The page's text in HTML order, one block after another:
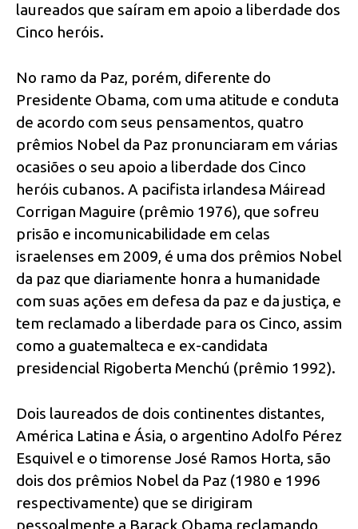
laureados que saíram em apoio a liberdade dos
Cinco heróis.
No ramo da Paz, porém, diferente do
Presidente Obama, com uma atitude e conduta
de acordo com seus pensamentos, quatro
prêmios Nobel da Paz pronunciaram em várias
ocasiões o seu apoio a liberdade dos Cinco
heróis cubanos. A pacifista irlandesa Máiread
Corrigan Maguire (prêmio 1976), que sofreu
prisão e incomunicabilidade em celas
israelenses em 2009, é uma dos prêmios Nobel
da paz que diariamente honra a humanidade
com suas ações em defesa da paz e da justiça, e
tem reclamado a liberdade para os Cinco, assim
como a guatemalteca e ex-candidata
presidencial Rigoberta Menchú (prêmio 1992).
Dois laureados de dois continentes distantes,
América Latina e Ásia, o argentino Adolfo Pérez
Esquivel e o timorense José Ramos Horta, são
dois dos prêmios Nobel da Paz (1980 e 1996
respectivamente) que se dirigiram
pessoalmente a Barack Obama reclamando